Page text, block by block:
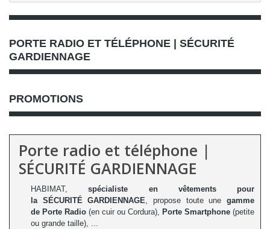
PORTE RADIO ET TÉLÉPHONE | SÉCURITÉ
GARDIENNAGE
PROMOTIONS
Porte radio et téléphone |
SÉCURITÉ GARDIENNAGE
HABIMAT,spécialiste en vêtements pour
la SÉCURITÉ GARDIENNAGE, propose toute unegamme
de Porte Radio (en cuir ou Cordura), Porte Smartphone (petite
ou grande taille), ...